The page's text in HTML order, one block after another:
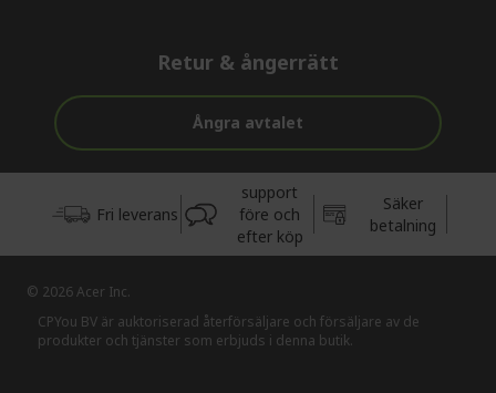
Retur & ångerrätt
Ångra avtalet
Fri leverans
support
före och
efter köp
Säker
betalning
© 2026 Acer Inc.
CPYou BV är auktoriserad återförsäljare och försäljare av de
produkter och tjänster som erbjuds i denna butik.